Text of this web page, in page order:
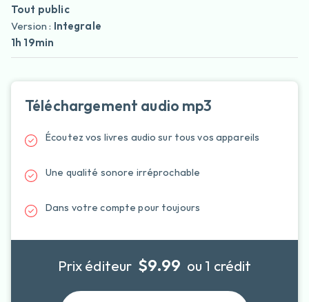
Tout public
Version : Integrale
1h 19min
Téléchargement audio mp3
Écoutez vos livres audio sur tous vos appareils
Une qualité sonore irréprochable
Dans votre compte pour toujours
Prix éditeur $9.99 ou 1 crédit